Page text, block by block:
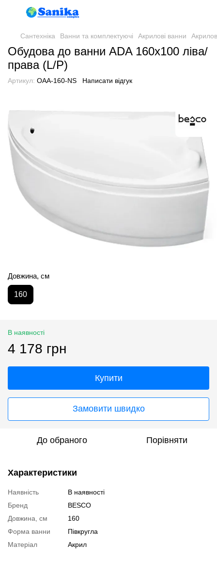
Сантехніка Ванни та комплектуючі Акрилові ванни
Обудова до ванни ADA 160х100 ліва/
права (L/P)
Артикул: OAA-160-NS Написати відгук
Довжина, см
160
В наявності
4 178 грн
Купити
Замовити швидко
До обраного Порівняти
Характеристики
Наявність
В наявності
Бренд
BESCO
Довжина, см
160
Форма ванни
Півкругла
Матеріал
Акрил